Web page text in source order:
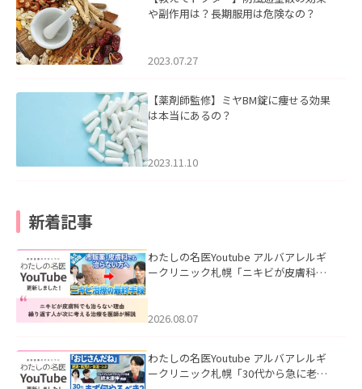
や副作用は？長期服用は危険なの？
2023.07.27
【薬剤師監修】ミヤBM錠に痩せる効果
は本当にあるの？
2023.11.10
新着記事
わたしの名医Youtube アルバアレルギ
ークリニック札幌「ニキビが皮膚科で
ました。
2026.08.07
わたしの名医Youtube アルバアレルギ
ークリニック札幌「30代から急に老け